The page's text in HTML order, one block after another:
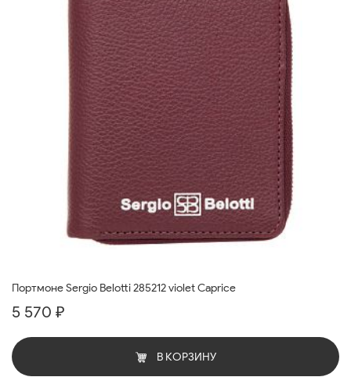
Портмоне Sergio Belotti 285212 violet Caprice
5 570 ₽
В КОРЗИНУ